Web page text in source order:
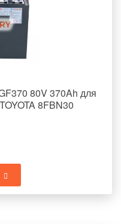
80V 370Ah для
8FBN30